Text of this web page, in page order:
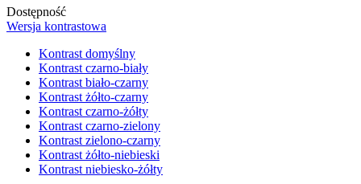
Dostępność
Wersja kontrastowa
Kontrast domyślny
Kontrast czarno-biały
Kontrast biało-czarny
Kontrast żółto-czarny
Kontrast czarno-żółty
Kontrast czarno-zielony
Kontrast zielono-czarny
Kontrast żółto-niebieski
Kontrast niebiesko-żółty